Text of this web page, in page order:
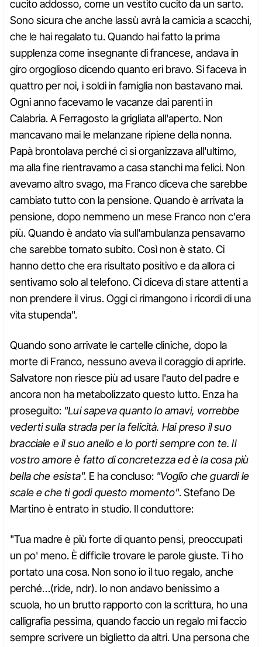
cucito addosso, come un vestito cucito da un sarto.
Sono sicura che anche lassù avrà la camicia a scacchi,
che le hai regalato tu. Quando hai fatto la prima
supplenza come insegnante di francese, andava in
giro orgoglioso dicendo quanto eri bravo. Si faceva in
quattro per noi, i soldi in famiglia non bastavano mai.
Ogni anno facevamo le vacanze dai parenti in
Calabria. A Ferragosto la grigliata all'aperto. Non
mancavano mai le melanzane ripiene della nonna.
Papà brontolava perché ci si organizzava all'ultimo,
ma alla fine rientravamo a casa stanchi ma felici. Non
avevamo altro svago, ma Franco diceva che sarebbe
cambiato tutto con la pensione. Quando è arrivata la
pensione, dopo nemmeno un mese Franco non c'era
più. Quando è andato via sull'ambulanza pensavamo
che sarebbe tornato subito. Così non è stato. Ci
hanno detto che era risultato positivo e da allora ci
sentivamo solo al telefono. Ci diceva di stare attenti a
non prendere il virus. Oggi ci rimangono i ricordi di una
vita stupenda".
Quando sono arrivate le cartelle cliniche, dopo la
morte di Franco, nessuno aveva il coraggio di aprirle.
Salvatore non riesce più ad usare l'auto del padre e
ancora non ha metabolizzato questo lutto. Enza ha
proseguito: "Lui sapeva quanto lo amavi, vorrebbe
vederti sulla strada per la felicità. Hai preso il suo
bracciale e il suo anello e lo porti sempre con te. Il
vostro amore è fatto di concretezza ed è la cosa più
bella che esista". E ha concluso: "Voglio che guardi le
scale e che ti godi questo momento". Stefano De
Martino è entrato in studio. Il conduttore:
"Tua madre è più forte di quanto pensi, preoccupati
un po' meno. È difficile trovare le parole giuste. Ti ho
portato una cosa. Non sono io il tuo regalo, anche
perché…(ride, ndr). Io non andavo benissimo a
scuola, ho un brutto rapporto con la scrittura, ho una
calligrafia pessima, quando faccio un regalo mi faccio
sempre scrivere un biglietto da altri. Una persona che